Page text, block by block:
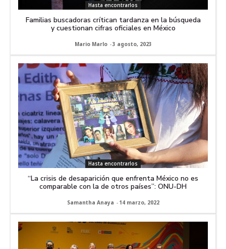
Hasta encontrarlos
Familias buscadoras crítican tardanza en la búsqueda
y cuestionan cifras oficiales en México
Mario Marlo -3 agosto, 2023
Hasta encontrarlos
“La crisis de desaparición que enfrenta México no es
comparable con la de otros países”: ONU-DH
Samantha Anaya - 14 marzo, 2022